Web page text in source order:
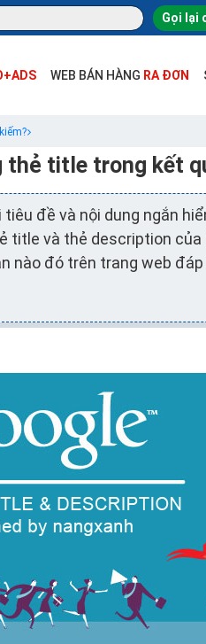
Gọi lại
WEB BÁN HÀNG RA ĐƠN
thẻ title trong kết
đề và nội dung ngắn
title và thẻ description
nào đó trên trang web